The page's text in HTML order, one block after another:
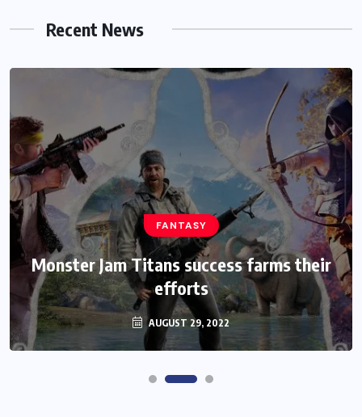
Recent News
HEROES
Assassin’s Creed Clip Swiss as State
Secretart for
AUGUST 29, 2022